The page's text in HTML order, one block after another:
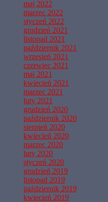
maj 2022
marzec 2022
styczeń 2022
grudzień 2021
listopad 2021
październik 2021
wrzesień 2021
czerwiec 2021
maj 2021
kwiecień 2021
marzec 2021
luty 2021
grudzień 2020
październik 2020
sierpień 2020
kwiecień 2020
marzec 2020
luty 2020
styczeń 2020
grudzień 2019
listopad 2019
październik 2019
kwiecień 2019